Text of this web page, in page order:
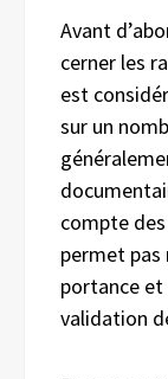
Avant
cerner les
est
sur un
compte
permet pas
portance et
validation